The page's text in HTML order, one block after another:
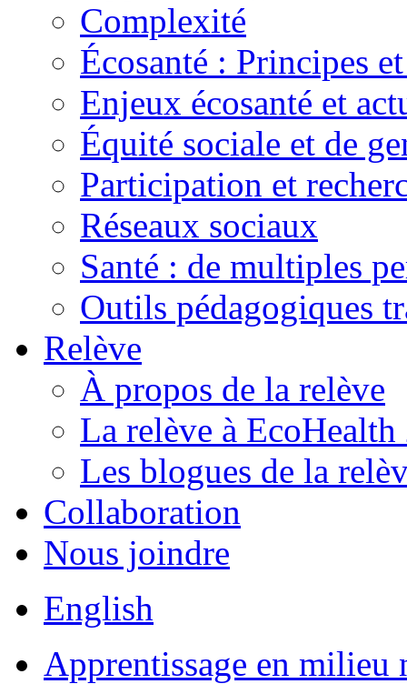
Complexité
Écosanté : Principes
Enjeux écosanté et
Équité sociale et de
Participation et
Réseaux sociaux
Santé : de multiples
Outils pédagogiques
Relève
À propos de la relève
La relève à EcoHealth
Les blogues de la
Collaboration
Nous joindre
English
Apprentissage en milieu